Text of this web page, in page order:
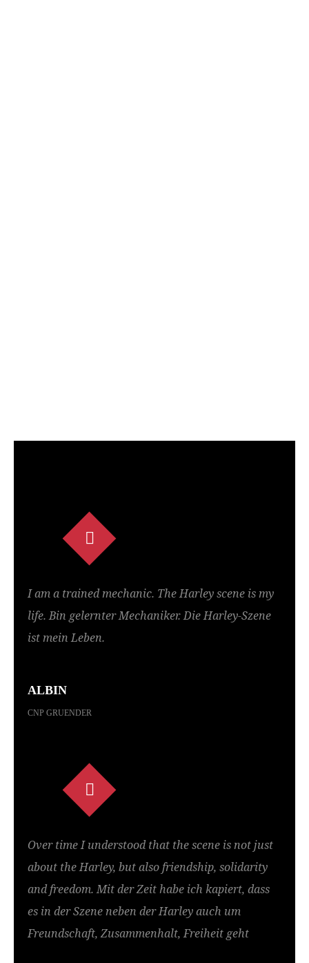
I am a trained mechanic. The Harley scene is my
life. Bin gelernter Mechaniker. Die Harley-Szene
ist mein Leben.
ALBIN
CNP GRUENDER
Over time I understood that the scene is not just
about the Harley, but also friendship, solidarity
and freedom. Mit der Zeit habe ich kapiert, dass
es in der Szene neben der Harley auch um
Freundschaft, Zusammenhalt, Freiheit geht